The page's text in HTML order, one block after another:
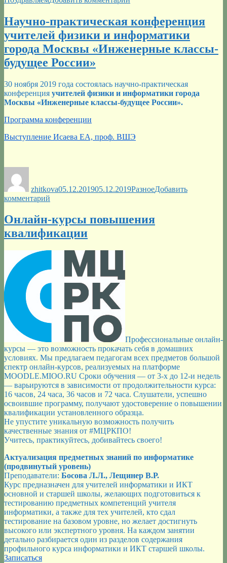
наступающим
Новым
Научно-практическая конференция
учителей физики и информатики
города Москвы «Инженерные классы-
будущее России»
30 ноября 2019 года состоялась научно-практическая
конференция учителей физики и информатики города
Москвы «Инженерные классы-будущее России».
Программа конференции
Выступление Исаева ЕА, проф. ВШЭ
zhitkova05.12.201905.12.2019РазноеДобавить
комментарий
Научно-
практическая
конференция
физики
информатики
Москвы
«Инженерные
классы-
будущее
России»
Онлайн-курсы повышения
квалификации
Профессиональные онлайн-
курсы — это возможность прокачать себя в домашних
условиях. Мы предлагаем педагогам всех предметов большой
спектр онлайн-курсов, реализуемых на платформе
MOODLE.MIOO.RU Сроки обучения — от 3-х до 12-и недель
— варьируются в зависимости от продолжительности курса:
16 часов, 24 часа, 36 часов и 72 часа. Слушатели, успешно
освоившие программу, получают удостоверение о повышении
квалификации установленного образца.
Не упустите уникальную возможность получить
качественные знания от #МЦРКПО!
Учитесь, практикуйтесь, добивайтесь своего!
Актуализация предметных знаний по информатике
(продвинутый уровень)
Преподаватели: Босова Л.Л., Лещинер В.Р.
Курс предназначен для учителей информатики и ИКТ
основной и старшей школы, желающих подготовиться к
тестированию предметных компетенций учителя
информатики, а также для тех учителей, кто сдал
тестирование на базовом уровне, но желает достигнуть
высокого или экспертного уровня. На каждом занятии
детально разбирается один из разделов содержания
профильного курса информатики и ИКТ старшей школы.
Записаться